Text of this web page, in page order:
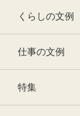
くらしの文例
仕事の文例
特集